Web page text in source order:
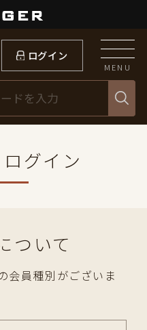
ログイン
MENU
グイン
ついて
会員種別がございま